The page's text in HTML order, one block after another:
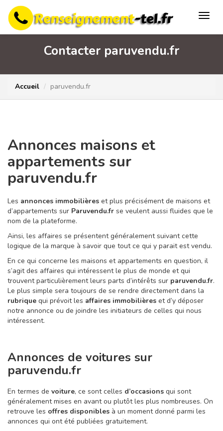
Contacter paruvendu.fr
Accueil paruvendu.fr
Annonces maisons et
appartements sur
paruvendu.fr
Les annonces immobilières et plus précisément de maisons et
d’appartements sur Paruvendu.fr se veulent aussi fluides que le
nom de la plateforme.
Ainsi, les affaires se présentent généralement suivant cette
logique de la marque à savoir que tout ce qui y parait est vendu.
En ce qui concerne les maisons et appartements en question, il
s’agit des affaires qui intéressent le plus de monde et qui
trouvent particulièrement leurs parts d’intérêts sur paruvendu.fr.
Le plus simple sera toujours de se rendre directement dans la
rubrique qui prévoit les affaires immobilières et d’y déposer
notre annonce ou de joindre les initiateurs de celles qui nous
intéressent.
Annonces de voitures sur
paruvendu.fr
En termes de voiture, ce sont celles d’occasions qui sont
généralement mises en avant ou plutôt les plus nombreuses. On
retrouve les offres disponibles à un moment donné parmi les
annonces qui ont été publiées gratuitement.